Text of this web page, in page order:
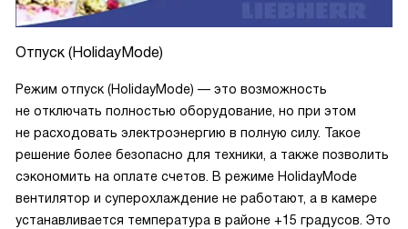
Отпуск (HolidayMode)
Режим отпуск (HolidayMode) — это возможность
не отключать полностью оборудование, но при этом
не расходовать электроэнергию в полную силу. Такое
решение более безопасно для техники, а также позволить
сэкономить на оплате счетов. В режиме HolidayMode
вентилятор и суперохлаждение не работают, а в камере
устанавливается температура в районе +15 градусов. Это